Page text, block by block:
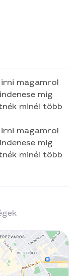
magamrol
mig
minél több
magamrol
mig
minél több